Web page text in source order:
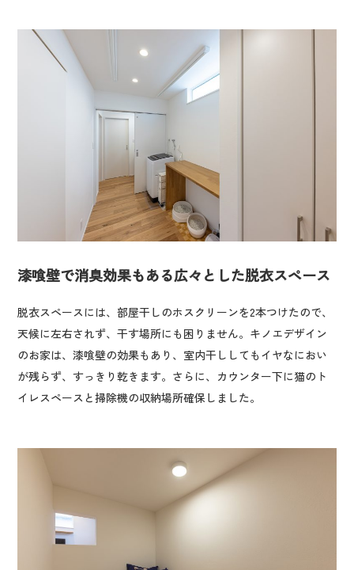
漆喰壁で消臭効果もある広々とした脱衣スペース
脱衣スペースには、部屋干しのホスクリーンを2本つけたので、
天候に左右されず、干す場所にも困りません。キノエデザイン
のお家は、漆喰壁の効果もあり、室内干ししてもイヤなにおい
が残らず、すっきり乾きます。さらに、カウンター下に猫のト
イレスペースと掃除機の収納場所確保しました。